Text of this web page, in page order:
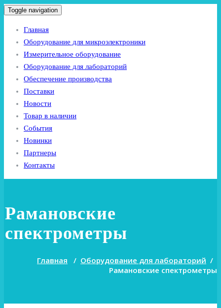
Toggle navigation
Главная
Оборудование для микроэлектроники
Измерительное оборудование
Оборудование для лабораторий
Обеспечение производства
Поставки
Новости
Товар в наличии
События
Новинки
Партнеры
Контакты
Рамановские
спектрометры
Главная / Оборудование для лабораторий /
Рамановские спектрометры